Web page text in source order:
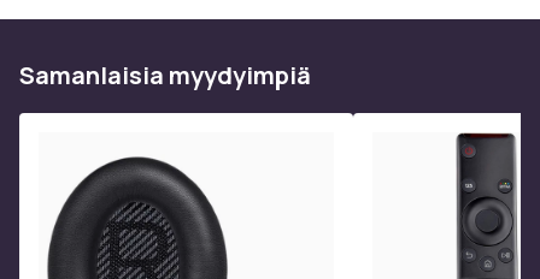
Tuotenro
Samanlaisia ​​myydyimpiä